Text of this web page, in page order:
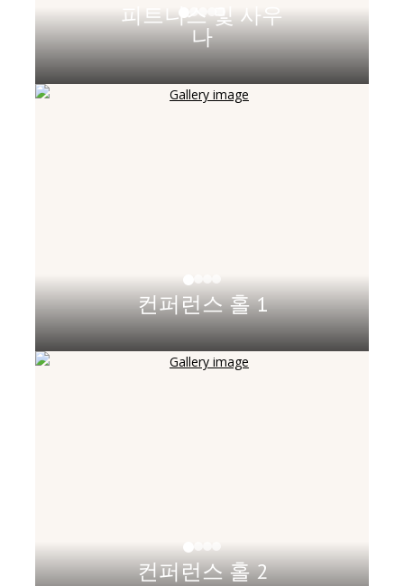
피트니스 및 사우
나
컨퍼런스 홀 1
컨퍼런스 홀 2